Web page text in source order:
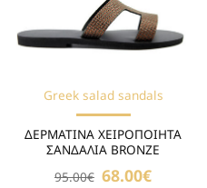
Επιθυμιών
Greek salad sandals
ΔΕΡΜΑΤΙΝΑ ΧΕΙΡΟΠΟΙΗΤΑ
ΣΑΝΔΑΛΙΑ BRONZE
95.00€ Original
68.00€Η